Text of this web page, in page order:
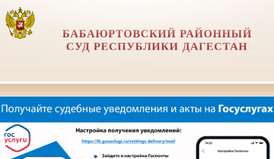
БАБАЮРТОВСКИЙ РАЙОННЫЙ
СУД РЕСПУБЛИКИ ДАГЕСТАН